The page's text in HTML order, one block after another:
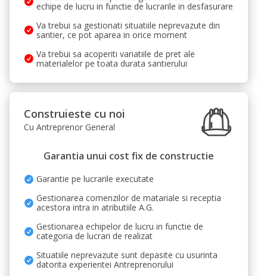
echipe de lucru in functie de lucrarile in desfasurare
Va trebui sa gestionati situatiile neprevazute din
santier, ce pot aparea in orice moment
Va trebui sa acoperiti variatiile de pret ale
materialelor pe toata durata santierului
Construieste cu noi
Cu Antreprenor General
Garantia unui cost fix de constructie
Garantie pe lucrarile executate
Gestionarea comenzilor de matariale si receptia
acestora intra in atributiile A.G.
Gestionarea echipelor de lucru in functie de
categoria de lucrari de realizat
Situatiile neprevazute sunt depasite cu usurinta
datorita experientei Antreprenorului